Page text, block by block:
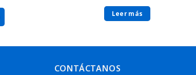
Leer más
CONTÁCTANOS